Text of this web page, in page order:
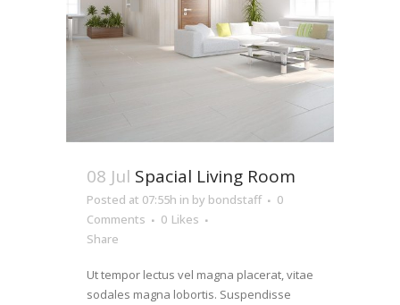
08 Jul Spacial Living Room
Posted at 07:55h in by bondstaff
0
Comments
0 Likes
Share
Ut tempor lectus vel magna placerat, vitae
sodales magna lobortis. Suspendisse